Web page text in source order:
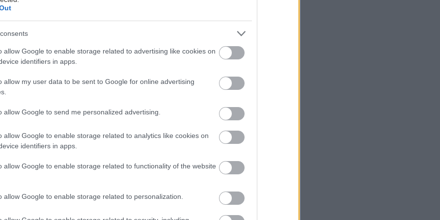
allow Google to enable storage related to advertising like cookies on
identifiers in apps.
allow my user data to be sent to Google for online advertising
allow Google to send me personalized advertising.
allow Google to enable storage related to analytics like cookies on
identifiers in apps.
allow Google to enable storage related to functionality of the website
allow Google to enable storage related to personalization.
καλά-καλά έναν χρόνο παρουσίας στην Ελλάδα, και ήδη
μανία, με τις κρατήσεις να δυσκολεύουν όσο περνά ο καιρός. Ο
απόδρασης και μυστηρίου, στα οποία καλούμαστε να γίνουμε,
μας, ντετέκτιβ για μια ώρα, να συλλέξουμε στοιχεία, να λύσουμε
–ή και όχι– από ένα δωμάτιο στο οποίο είμαστε
Τα σενάρια αυξάνονται και πληθύνονται, και γίνονται όλο και πιο
περνά ο καιρός (με επικούς τίτλους σαν το CSI Thessaloniki ή το
the Wall) ενώ το κόστος σε αρκετές περιπτώσεις δεν ξεπερνά
Τι λέτε, θα δεχτείτε την πρόκληση;
πρώτος διδάξας
Ίωνος Δραγούμη, Χίλτον, τηλ.: 210 7212018